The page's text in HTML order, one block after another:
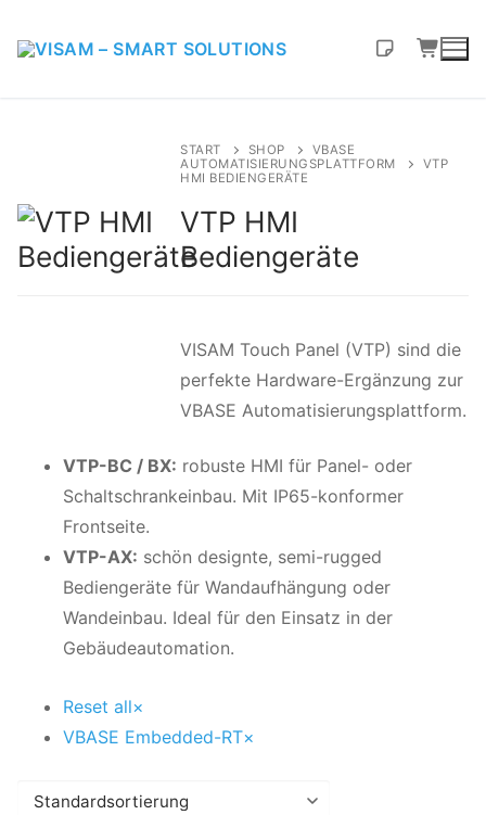
START SHOP
VBASE
AUTOMATISIERUNGSPLATTFORM
VTP
HMI BEDIENGERÄTE
VTP HMI
Bediengeräte
VISAM Touch Panel (VTP) sind die
perfekte Hardware-Ergänzung zur
VBASE Automatisierungsplattform.
VTP-BC / BX: robuste HMI für Panel- oder
Schaltschrankeinbau. Mit IP65-konformer
Frontseite.
VTP-AX: schön designte, semi-rugged
Bediengeräte für Wandaufhängung oder
Wandeinbau. Ideal für den Einsatz in der
Gebäudeautomation.
Reset all×
VBASE Embedded-RT×